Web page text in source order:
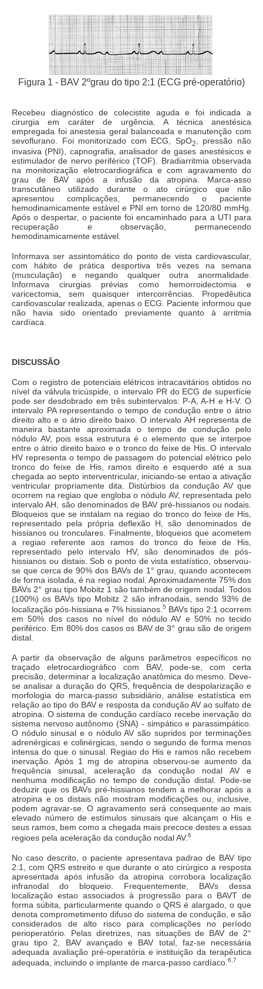
Figura 1 - BAV 2ºgrau do tipo 2:1 (ECG pré-operatório)
Recebeu diagnóstico de colecistite aguda e foi indicada a
cirurgia em caráter de urgência. A técnica anestésica
empregada foi anestesia geral balanceada e manutenção com
sevoflurano. Foi monitorizado com ECG, SpO2
, pressão não
invasiva (PNI), capnografia, analisador de gases anestésicos e
estimulador de nervo periférico (TOF). Bradiarritmia observada
na monitorização eletrocardiográfica e com agravamento do
grau de BAV após a infusão da atropina. Marca-asso
transcutâneo utilizado durante o ato cirúrgico que não
apresentou complicações, permanecendo o paciente
hemodinamicamente estável e PNI em torno de 120/80 mmHg.
Após o despertar, o paciente foi encaminhado para a UTI para
recuperação e observação, permanecendo
hemodinamicamente estável.
Informava ser assintomático do ponto de vista cardiovascular,
com hábito de prática desportiva três vezes na semana
(musculação) e negando qualquer outra anormalidade.
Informava cirurgias prévias como hemorroidectomia e
varicectomia, sem quaisquer intercorrências. Propedêutica
cardiovascular realizada, apenas o ECG. Paciente informou que
não havia sido orientado previamente quanto à arritmia
cardíaca.
DISCUSSÃO
Com o registro de potenciais elétricos intracavitários obtidos no
nível da válvula tricúspide, o intervalo PR do ECG de superfície
pode ser desdobrado em três subintervalos: P-A, A-H e H-V. O
intervalo PA representando o tempo de condução entre o átrio
direito alto e o átrio direito baixo. O intervalo AH representa de
maneira bastante aproximada o tempo de condução pelo
nódulo AV, pois essa estrutura é o elemento que se interpoe
entre o átrio direito baixo e o tronco do feixe de His. O intervalo
HV representa o tempo de passagem do potencial elétrico pelo
tronco do feixe de His, ramos direito e esquerdo até a sua
chegada ao septo interventricular, iniciando-se entao a ativação
ventricular propriamente dita. Distúrbios da condução AV que
ocorrem na regiao que engloba o nódulo AV, representada pelo
intervalo AH, são denominados de BAV pré-hissianos ou nodais.
Bloqueios que se instalam na regiao do tronco do feixe de His,
representado pela própria deflexão H, são denominados de
hissianos ou tronculares. Finalmente, bloqueios que acometem
a regiao referente aos ramos do tronco do feixe de His,
representado pelo intervalo HV, são denominados de pós-
hissianos ou distais. Sob o ponto de vista estatístico, observou-
se que cerca de 90% dos BAVs de 1° grau, quando acontecem
de forma isolada, é na regiao nodal. Aproximadamente 75% dos
BAVs 2° grau tipo Mobitz 1 são também de origem nodal. Todos
(100%) os BAVs tipo Mobitz 2 são infranodais, sendo 93% de
localização pós-hissiana e 7% hissianos. 5 BAVs tipo 2:1 ocorrem
em 50% dos casos no nível do nódulo AV e 50% no tecido
periférico. Em 80% dos casos os BAV de 3° grau são de origem
distal.
A partir da observação de alguns parâmetros específicos no
traçado eletrocardiográfico com BAV, pode-se, com certa
precisão, determinar a localização anatômica do mesmo. Deve-
se analisar a duração do QRS, frequência de despolarização e
morfologia do marca-passo subsidiário, análise estatística em
relação ao tipo do BAV e resposta da condução AV ao sulfato de
atropina. O sistema de condução cardíaco recebe inervação do
sistema nervoso autônomo (SNA) - simpático e parassimpático.
O nódulo sinusal e o nódulo AV são supridos por terminações
adrenérgicas e colinérgicas, sendo o segundo de forma menos
intensa do que o sinusal. Regiao do His e ramos não recebem
inervação. Após 1 mg de atropina observou-se aumento da
frequência sinusal, aceleração da condução nodal AV e
nenhuma modificação no tempo de condução distal. Pode-se
deduzir que os BAVs pré-hissianos tendem a melhorar após a
atropina e os distais não mostram modificações ou, inclusive,
podem agravar-se. O agravamento será consequente ao mais
elevado número de estímulos sinusais que alcançam o His e
seus ramos, bem como a chegada mais precoce destes a essas
regioes pela aceleração da condução nodal AV. 6
No caso descrito, o paciente apresentava padrao de BAV tipo
2:1, com QRS estreito e que durante o ato cirúrgico a resposta
apresentada após infusão da atropina corrobora localização
infranodal do bloqueio. Frequentemente, BAVs dessa
localização estao associados à progressão para o BAVT de
forma súbita, particularmente quando o QRS é alargado, o que
denota comprometimento difuso do sistema de condução, e são
considerados de alto risco para complicações no período
perioperatório. Pelas diretrizes, nas situações de BAV de 2°
grau tipo 2, BAV avançado e BAV total, faz-se necessária
adequada avaliação pré-operatória e instituição da terapêutica
adequada, incluindo o implante de marca-passo cardíaco. 6,7